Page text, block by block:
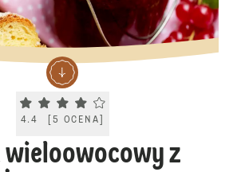
Current rating 4.4. Click to rate.
4.4 5 OCENA
wieloowocowy z